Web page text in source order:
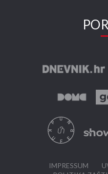
IMPRESSUM